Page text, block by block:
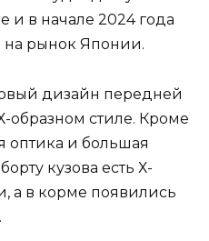
и в начале 2024 года
на рынок Японии.
дизайн передней
образном стиле. Кроме
оптика и большая
кузова есть Х-
а в корме появились